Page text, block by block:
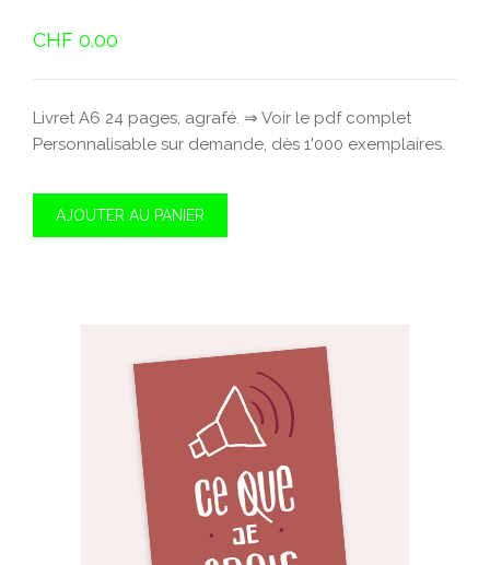
CHF 0.00
Livret A6 24 pages, agrafé. ⇒ Voir le pdf complet
Personnalisable sur demande, dès 1'000 exemplaires.
AJOUTER AU PANIER